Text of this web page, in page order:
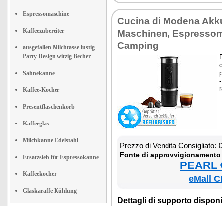
Espressomaschine
Kaffeezubereiter
ausgefallen Milchtasse lustig
Party Design witzig Becher
Sahnekanne
Kaffee-Kocher
Presentflaschenkorb
Kaffeeglas
Milchkanne Edelstahl
Ersatzsieb für Espressokanne
Kaffeekocher
Glaskaraffe Kühlung
Cu­ci­na di Mo­de­na
Ma­schi­nen,
Cam­ping
Prez­zo di Ven­di­ta Con­si­glia­to:
Fon­te di
PEARL
eMall
Det­ta­gli di sup­por­to